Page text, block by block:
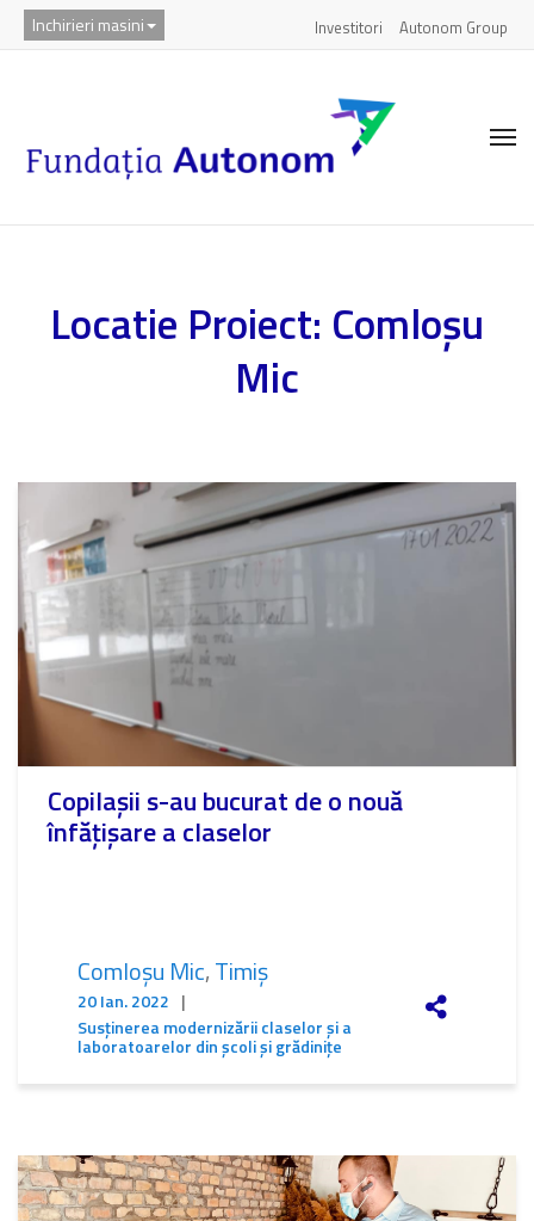
Inchirieri masini Investitori Autonom Group
Locatie Proiect: Comloșu
Mic
Copilașii s-au bucurat de o nouă
înfățișare a claselor
Comloșu Mic,Timiș
20 Ian. 2022 |
Susținerea modernizării claselor și a
laboratoarelor din școli și grădinițe